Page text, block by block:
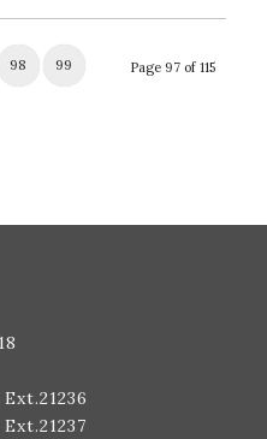
賽週田徑賽事、趣味競賽報
Page 97 of 115
98 99
Ext.21236
Ext.21237